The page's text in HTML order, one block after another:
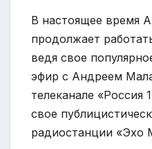
В настоящее время
продолжает
ведя свое
эфир с Андреем
телеканале «Россия
свое
радиостанции «Эхо